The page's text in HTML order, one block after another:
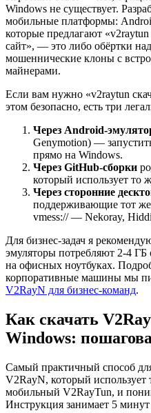
Windows не существует.
мобильные платформы:
которые предлагают
сайт», — это либо обёртки
мошеннические клоны с
майнерами.
Если вам нужно «v2raytun
этом безопасно, есть три
Через Android-
Genymotion) —
прямо на Windows.
Через GitHub-сборки
который использует то
Через сторонние
поддерживающие тот
vmess:// — Nekoray,
Для бизнес-задач я
эмуляторы потребляют 2-4 ГБ
на офисных ноутбуках.
корпоративные машины мы
V2RayN для бизнес-команд.
Как скачать
Windows:
Самый практичный способ
V2RayN, который использует
мобильный V2RayTun, и
Инструкция занимает 5